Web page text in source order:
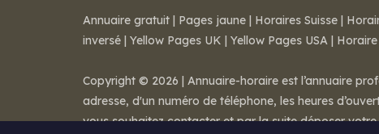
Annuaire gratuit | Pages jaune | Horaires Suisse |
inversé | Yellow Pages UK | Yellow Pages USA |
Copyright © 2026 | Annuaire-horaire est l’annuaire
adresse, d'un numéro de téléphone, les heures
vous souhaitez contacter et par la suite déposer